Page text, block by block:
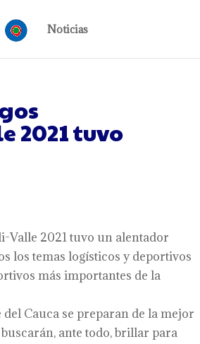
Noticias
2021 tuvo
Valle 2021 tuvo un alentador
los temas logísticos y deportivos
más importantes de la
Cauca se preparan de la mejor
ante todo, brillar para